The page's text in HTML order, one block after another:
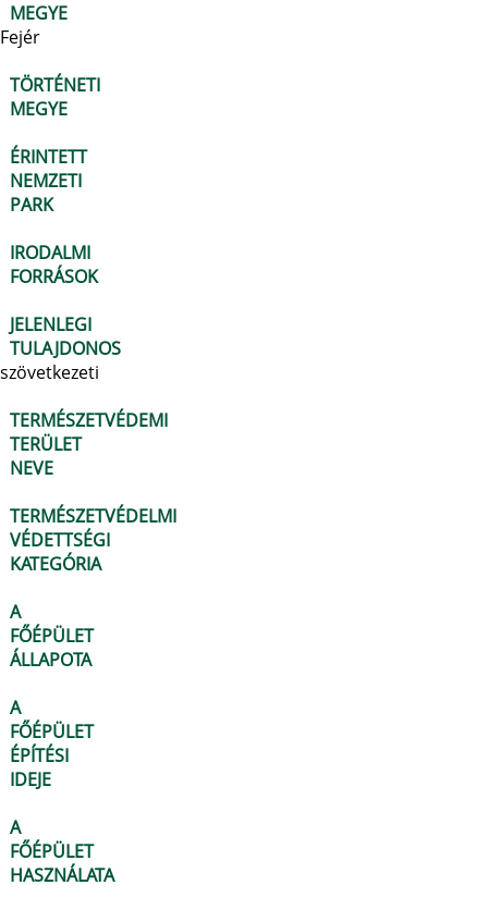
MEGYE
Fejér
TÖRTÉNETI
MEGYE
ÉRINTETT
NEMZETI
PARK
IRODALMI
FORRÁSOK
JELENLEGI
TULAJDONOS
szövetkezeti
TERMÉSZETVÉDEMI
TERÜLET
NEVE
TERMÉSZETVÉDELMI
VÉDETTSÉGI
KATEGÓRIA
A
FŐÉPÜLET
ÁLLAPOTA
A
FŐÉPÜLET
ÉPÍTÉSI
IDEJE
A
FŐÉPÜLET
HASZNÁLATA